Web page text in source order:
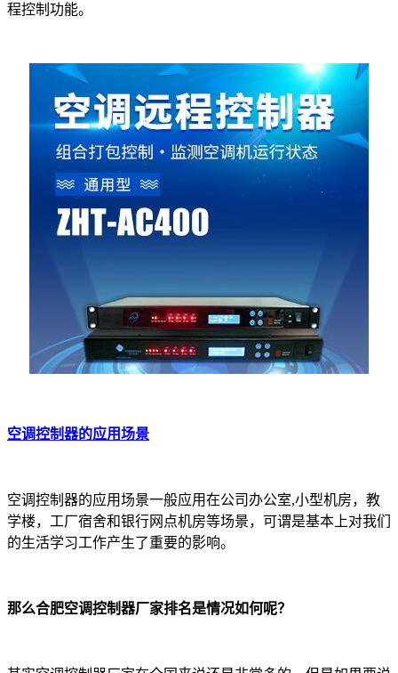
程控制功能。
空调控制器的应用场景
空调控制器的应用场景一般应用在公司办公室,小型机房，教
学楼，工厂宿舍和银行网点机房等场景，可谓是基本上对我们
的生活学习工作产生了重要的影响。
那么合肥空调控制器厂家排名是情况如何呢？